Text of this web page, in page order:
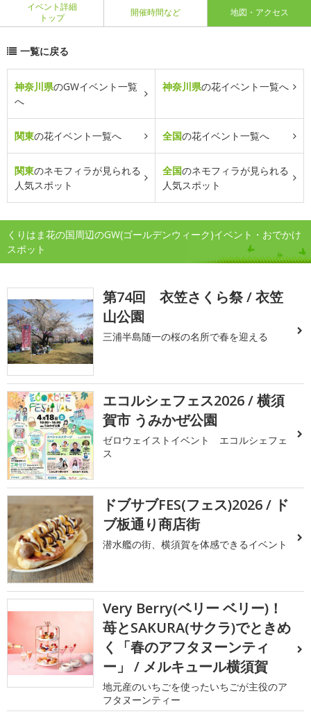
イベント詳細
トップ
開催時間など 地図・アクセス
一覧に戻る
神奈川県のGWイベント一覧
へ
神奈川県の花イベント一覧へ
関東の花イベント一覧へ 全国の花イベント一覧へ
関東のネモフィラが見られる
人気スポット
全国のネモフィラが見られる
人気スポット
くりはま花の国周辺のGW(ゴールデンウィーク)イベント・おでかけ
スポット
第74回 衣笠さくら祭 / 衣笠
山公園
三浦半島随一の桜の名所で春を迎える
エコルシェフェス2026 / 横須
賀市 うみかぜ公園
ゼロウェイストイベント エコルシェフェ
ス
ドブサブFES(フェス)2026 / ド
ブ板通り商店街
潜水艦の街、横須賀を体感できるイベント
Very Berry(ベリー ベリー)！
苺とSAKURA(サクラ)でときめ
く「春のアフタヌーンティ
ー」 / メルキュール横須賀
地元産のいちごを使ったいちごが主役のア
フタヌーンティー